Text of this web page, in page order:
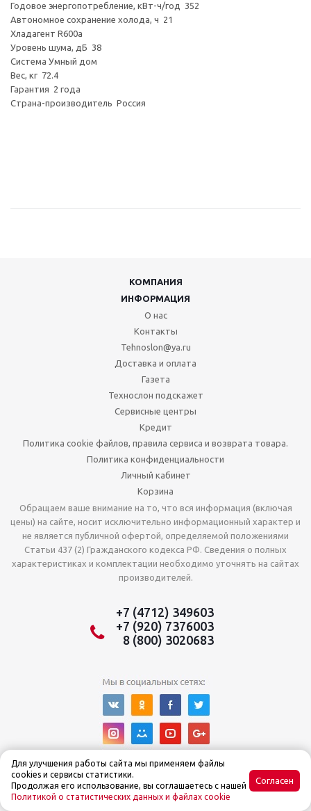
Годовое энергопотребление, кВт-ч/год 352
Автономное сохранение холода, ч 21
Хладагент R600a
Уровень шума, дБ 38
Система Умный дом
Вес, кг 72.4
Гарантия 2 года
Страна-производитель Россия
КОМПАНИЯ
ИНФОРМАЦИЯ
О нас
Контакты
Tehnoslon@ya.ru
Доставка и оплата
Газета
Технослон подскажет
Сервисные центры
Кредит
Политика cookie файлов, правила сервиса и возврата товара.
Политика конфиденциальности
Личный кабинет
Корзина
Обращаем ваше внимание на то, что вся информация (включая
цены) на сайте, носит исключительно информационный характер и
не является публичной офертой, определяемой положениями
Статьи 437 (2) Гражданского кодекса РФ. Сведения о полных
характеристиках и комплектации необходимо уточнять на сайтах
производителей.
+7 (4712) 349603
+7 (920) 7376003
8 (800) 3020683
© Интернет-магазин Tehnoslon™ 2015–2025
Для улучшения работы сайта мы применяем файлы
cookies и сервисы статистики.
Продолжая его использование, вы соглашаетесь с нашей
Политикой о статистических данных и файлах cookie
Согласен